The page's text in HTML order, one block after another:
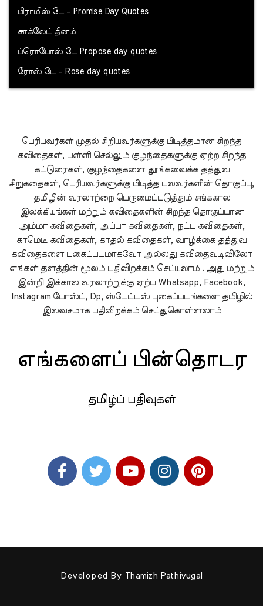
பிராமிஸ் டே – Promise Day Quotes
சாக்லேட் தினம்
ப்ரொபோஸ் டே Propose day quotes
ரோஸ் டே – Rose day quotes
பெரியவர்கள் முதல் சிறியவர்களுக்கு பிடித்தமான சிறந்த
கவிதைகள், பள்ளி செல்லும் குழந்தைகளுக்கு ஏற்ற சிறந்த
கட்டுரைகள், குழந்தைகளை தூங்கவைக்க தத்துவ
சிறுகதைகள், பெரியவர்களுக்கு பிடித்த புலவர்களின் தொகுப்பு,
தமிழின் வரலாற்றை பெருமைப்படுத்தும் சங்ககால
இலக்கியங்கள் மற்றும் கவிதைகளின் சிறந்த தொகுப்பான
அம்மா கவிதைகள், அப்பா கவிதைகள், நட்பு கவிதைகள்,
காமெடி கவிதைகள், காதல் கவிதைகள், வாழ்க்கை தத்துவ
கவிதைகளை புகைப்படமாகவோ அல்லது கவிதைவடிவிலோ
எங்கள் தளத்தின் மூலம் பதிவிறக்கம் செய்யலாம் . அது மற்றும்
இன்றி இக்கால வரலாற்றுக்கு ஏற்ப Whatsapp, Facebook,
Instagram போஸ்ட், Dp, ஸ்டேட்டஸ் புகைப்படங்களை தமிழில்
இலவசமாக பதிவிறக்கம் செய்துகொள்ளலாம்
எங்களைப் பின்தொடர
தமிழ்ப் பதிவுகள்
Developed By Thamizh Pathivugal